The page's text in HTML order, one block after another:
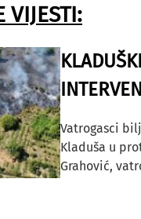
VIJESTI:
Vatrogasci
Kladuša u
Grahović,